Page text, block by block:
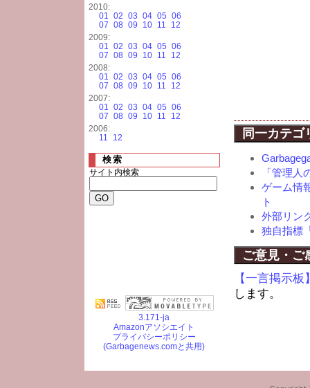
同一カテゴ
「管理人
ゲーム情
ト
外部リン
独自指標
ご意見・ご
【一言掲示板
します。
2010:
01 02 03 04 05 06
07 08 09 10 11
12
2009:
01 02 03 04 05 06
07 08 09 10 11
12
2008:
01 02 03 04 05 06
07 08 09 10 11
12
2007:
01 02 03 04 05 06
07 08 09 10 11
12
2006:
11
12
検索
サイト内検索
3.171-ja
Amazonアソシエイト
プライバシーポリシー
(Garbagenews.comと共用)